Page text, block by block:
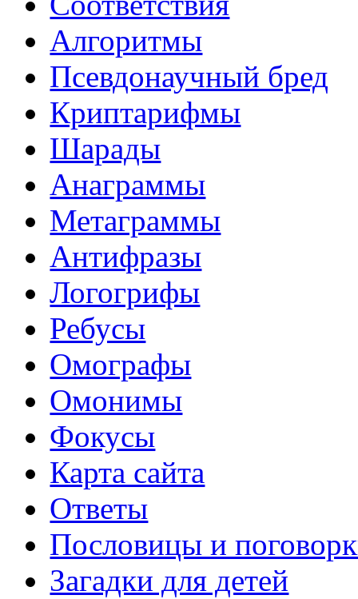
Алгоритмы
Псевдонаучный бред
Криптарифмы
Шарады
Анаграммы
Метаграммы
Антифразы
Логогрифы
Ребусы
Омографы
Омонимы
Фокусы
Карта сайта
Ответы
Пословицы и
Загадки для детей